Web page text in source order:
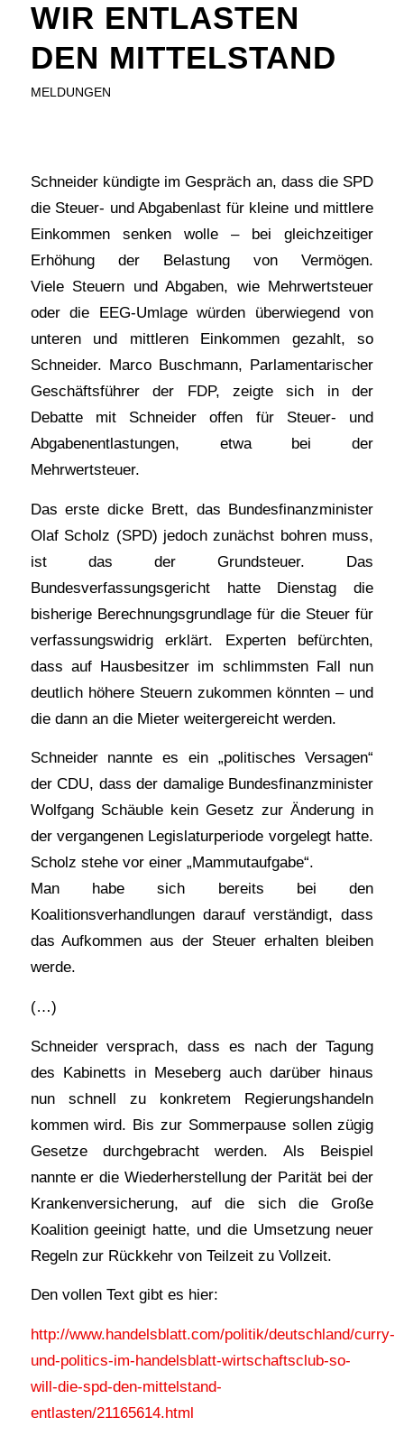
WIR ENTLASTEN
DEN MITTELSTAND
MELDUNGEN
Schneider kündigte im Gespräch an, dass die SPD
die Steuer- und Abgabenlast für kleine und mittlere
Einkommen senken wolle – bei gleichzeitiger
Erhöhung der Belastung von Vermögen.
Viele Steuern und Abgaben, wie Mehrwertsteuer
oder die EEG-Umlage würden überwiegend von
unteren und mittleren Einkommen gezahlt, so
Schneider. Marco Buschmann, Parlamentarischer
Geschäftsführer der FDP, zeigte sich in der
Debatte mit Schneider offen für Steuer- und
Abgabenentlastungen, etwa bei der
Mehrwertsteuer.
Das erste dicke Brett, das Bundesfinanzminister
Olaf Scholz (SPD) jedoch zunächst bohren muss,
ist das der Grundsteuer. Das
Bundesverfassungsgericht hatte Dienstag die
bisherige Berechnungsgrundlage für die Steuer für
verfassungswidrig erklärt. Experten befürchten,
dass auf Hausbesitzer im schlimmsten Fall nun
deutlich höhere Steuern zukommen könnten – und
die dann an die Mieter weitergereicht werden.
Schneider nannte es ein „politisches Versagen“
der CDU, dass der damalige Bundesfinanzminister
Wolfgang Schäuble kein Gesetz zur Änderung in
der vergangenen Legislaturperiode vorgelegt hatte.
Scholz stehe vor einer „Mammutaufgabe“.
Man habe sich bereits bei den
Koalitionsverhandlungen darauf verständigt, dass
das Aufkommen aus der Steuer erhalten bleiben
werde.
(…)
Schneider versprach, dass es nach der Tagung
des Kabinetts in Meseberg auch darüber hinaus
nun schnell zu konkretem Regierungshandeln
kommen wird. Bis zur Sommerpause sollen zügig
Gesetze durchgebracht werden. Als Beispiel
nannte er die Wiederherstellung der Parität bei der
Krankenversicherung, auf die sich die Große
Koalition geeinigt hatte, und die Umsetzung neuer
Regeln zur Rückkehr von Teilzeit zu Vollzeit.
Den vollen Text gibt es hier:
http://www.handelsblatt.com/politik/deutschland/curry-
und-politics-im-handelsblatt-wirtschaftsclub-so-
will-die-spd-den-mittelstand-
entlasten/21165614.html